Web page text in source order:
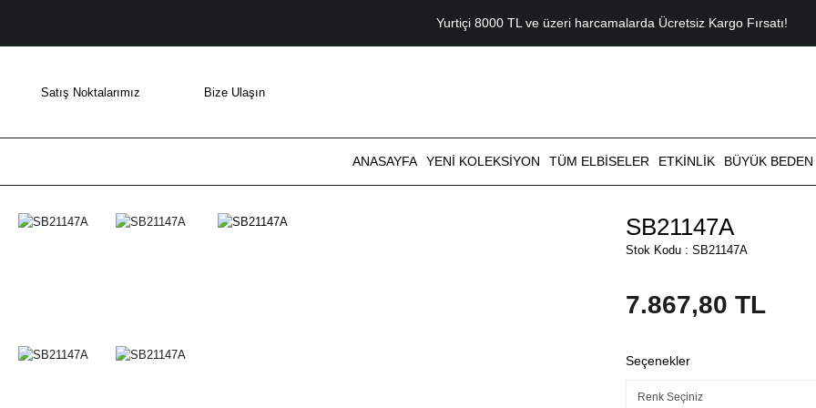
Yurtiçi 8000 TL ve üzeri harcamalarda Ücretsiz Kargo Fırsatı!
Satış Noktalarımız Bize Ulaşın
ANASAYFA YENI KOLEKSIYON TÜM ELBISELER ETKINLIK BÜYÜK BEDEN
SB21147A
Stok Kodu : SB21147A
7.867,80 TL
Seçenekler